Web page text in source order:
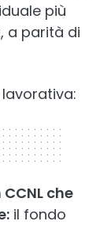
più
a parità di
che
il fondo